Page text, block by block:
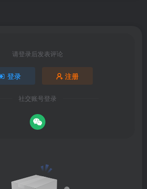
请登录后发表评论
登录 注册
社交账号登录